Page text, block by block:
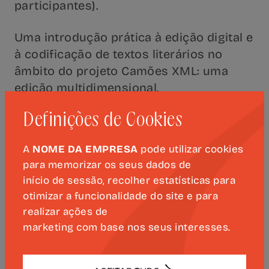
participantes).
Uma introdução prática à edição digital e
à codificação de textos literários no
âmbito do projeto Camões XML: uma
edição multidimensional.
Inscrição prévia através do
Saiba mais.
PRÓXIMOS EVENTOS
Definições de Cookies
A NOME DA EMPRESA pode utilizar cookies
para memorizar os seus dados de
início de sessão, recolher estatísticas para
otimizar a funcionalidade do site e para
realizar ações de
marketing com base nos seus interesses.